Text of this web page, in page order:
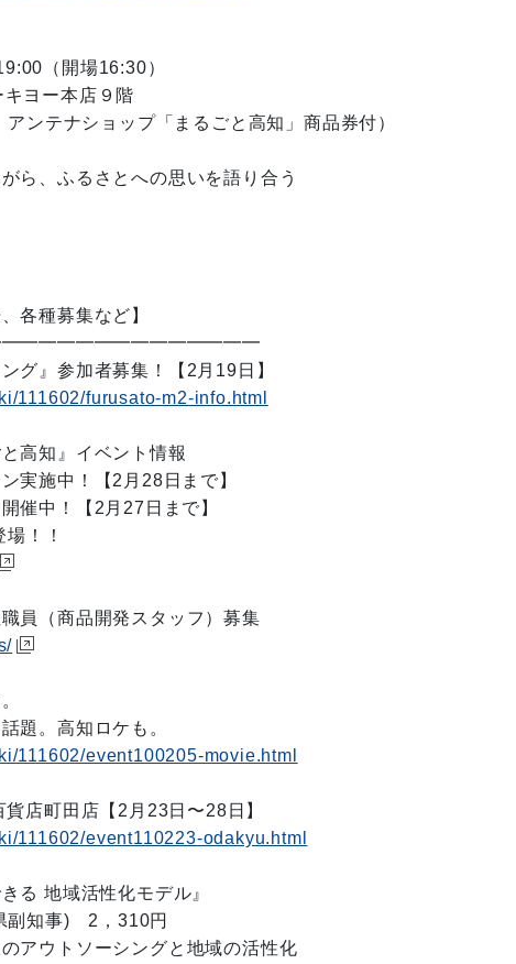
（開場16:30）
ヨー本店９階
ンテナショップ「まるごと高知」商品券付）
、ふるさとへの思いを語り合う
各種募集など】
』参加者募集！【2月19日】
111602/furusato-m2-info.html
高知』イベント情報
実施中！【2月28日まで】
催中！【2月27日まで】
！！
員（商品開発スタッフ）募集
。高知ロケも。
111602/event100205-movie.html
店町田店【2月23日〜28日】
111602/event110223-odakyu.html
る 地域活性化モデル』
知事) 2，310円
ウトソーシングと地域の活性化